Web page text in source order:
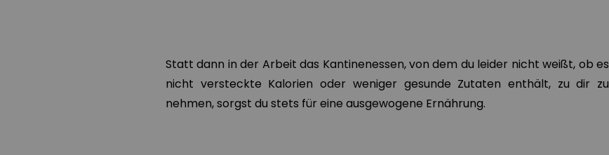
Statt dann in der Arbeit das Kantinenessen, von dem du leider nicht weißt, ob es
nicht versteckte Kalorien oder weniger gesunde Zutaten enthält, zu dir zu
nehmen, sorgst du stets für eine ausgewogene Ernährung.